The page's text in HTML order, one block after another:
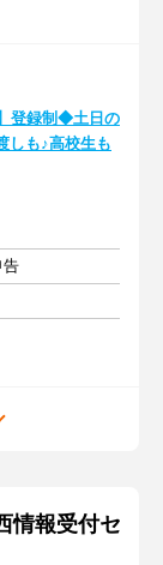
登録制◆土日の
しも♪高校生も
告
情報受付セ